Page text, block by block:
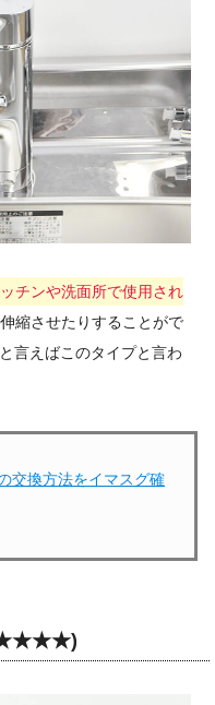
チンや洗面所で使用され
縮させたりすることがで
言えばこのタイプと言わ
交換方法をイマスグ確
★★★★★)